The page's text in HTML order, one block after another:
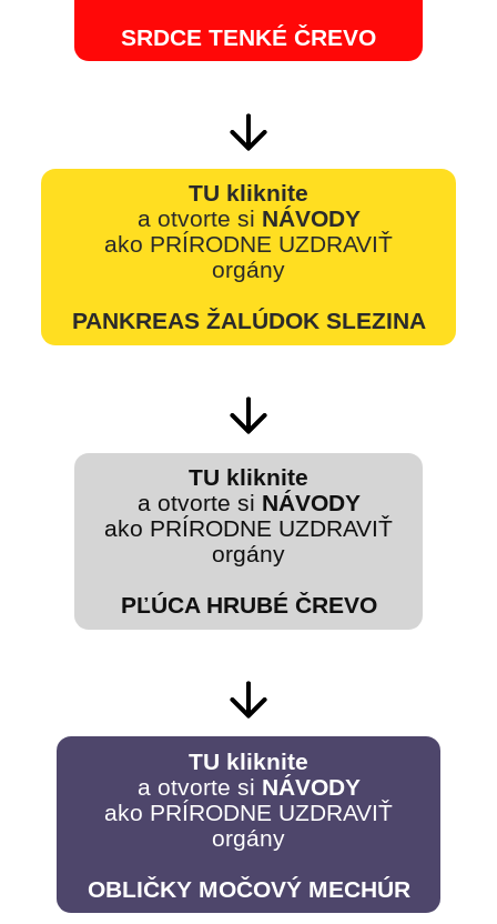
SRDCE TENKÉ ČREVO
TU kliknite
a otvorte si NÁVODY
ako PRÍRODNE UZDRAVIŤ
orgány
PANKREAS ŽALÚDOK SLEZINA
TU kliknite
a otvorte si NÁVODY
ako PRÍRODNE UZDRAVIŤ
orgány
PĽÚCA HRUBÉ ČREVO
TU kliknite
a otvorte si NÁVODY
ako PRÍRODNE UZDRAVIŤ
orgány
OBLIČKY MOČOVÝ MECHÚR